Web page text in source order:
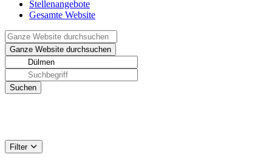
Stellenangebote
Gesamte Website
Filter